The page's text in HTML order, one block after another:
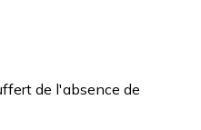
de l'absence de